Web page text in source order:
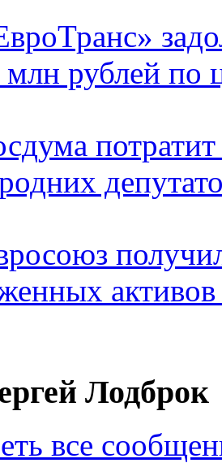
млн рублей
Лодброк
все